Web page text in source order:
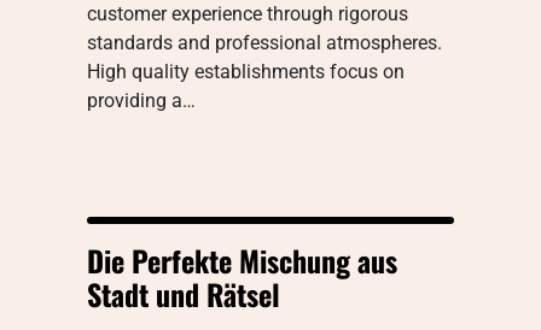
customer experience through rigorous
standards and professional atmospheres.
High quality establishments focus on
providing a…
Die Perfekte Mischung aus
Stadt und Rätsel